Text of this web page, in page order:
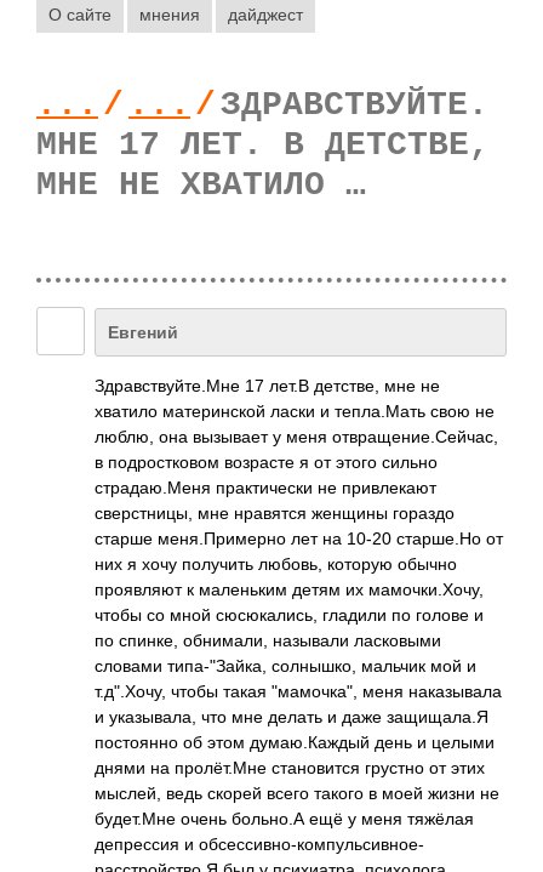
О сайте мнения дайджест
... / ... /ЗДРАВСТВУЙТЕ.
МНЕ 17 ЛЕТ. В ДЕТСТВЕ,
МНЕ НЕ ХВАТИЛО …
Евгений
Здравствуйте.Мне 17 лет.В детстве, мне не
хватило материнской ласки и тепла.Мать свою не
люблю, она вызывает у меня отвращение.Сейча­с,
в подростковом возрасте я от этого сильно
страдаю.Меня практически не привлекают
сверстницы, мне нравятся женщины гораздо
старше меня.Примерно лет на 10-20 старше.Но от
них я хочу получить любовь, которую обычно
проявляют к маленьким детям их мамочки.Хочу,
чтобы со мной сюсюкались, гладили по голове и
по спинке, обнимали, называли ласковыми
словами типа-"Зайка, солнышко, мальчик мой и
т.д".Хочу, чтобы такая "мамочка", меня наказывала
и указывала, что мне делать и даже защищала.Я
постоянно об этом думаю.Каждый день и целыми
днями на пролёт.Мне становится грустно от этих
мыслей, ведь скорей всего такого в моей жизни не
будет.Мне очень больно.А ещё у меня тяжёлая
депрессия и обсессивно-компу­льсивное­